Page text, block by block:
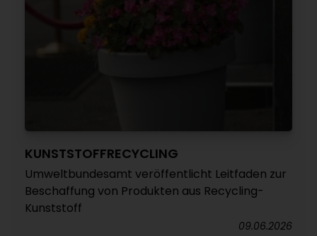
KUNSTSTOFFRECYCLING
Umweltbundesamt veröffentlicht Leitfaden zur
Beschaffung von Produkten aus Recycling-
Kunststoff
09.06.2026